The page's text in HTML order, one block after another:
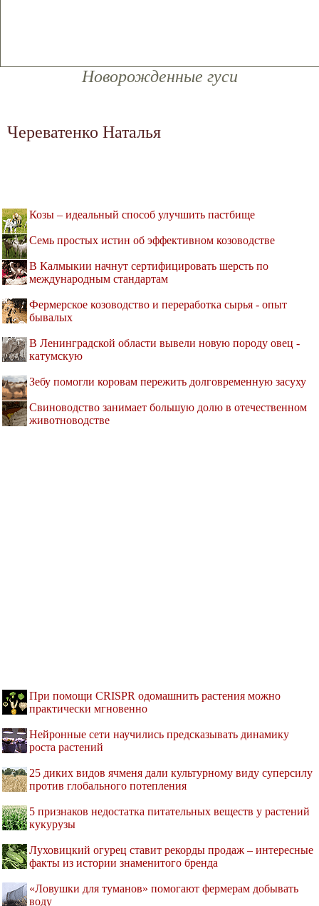
Новорожденные гуси
Череватенко Наталья
Козы – идеальный способ улучшить пастбище
Семь простых истин об эффективном козоводстве
В Калмыкии начнут сертифицировать шерсть по
международным стандартам
Фермерское козоводство и переработка сырья - опыт
бывалых
В Ленинградской области вывели новую породу овец -
катумскую
Зебу помогли коровам пережить долговременную засуху
Свиноводство занимает большую долю в отечественном
животноводстве
При помощи CRISPR одомашнить растения можно
практически мгновенно
Нейронные сети научились предсказывать динамику
роста растений
25 диких видов ячменя дали культурному виду суперсилу
против глобального потепления
5 признаков недостатка питательных веществ у растений
кукурузы
Луховицкий огурец ставит рекорды продаж – интересные
факты из истории знаменитого бренда
«Ловушки для туманов» помогают фермерам добывать
воду